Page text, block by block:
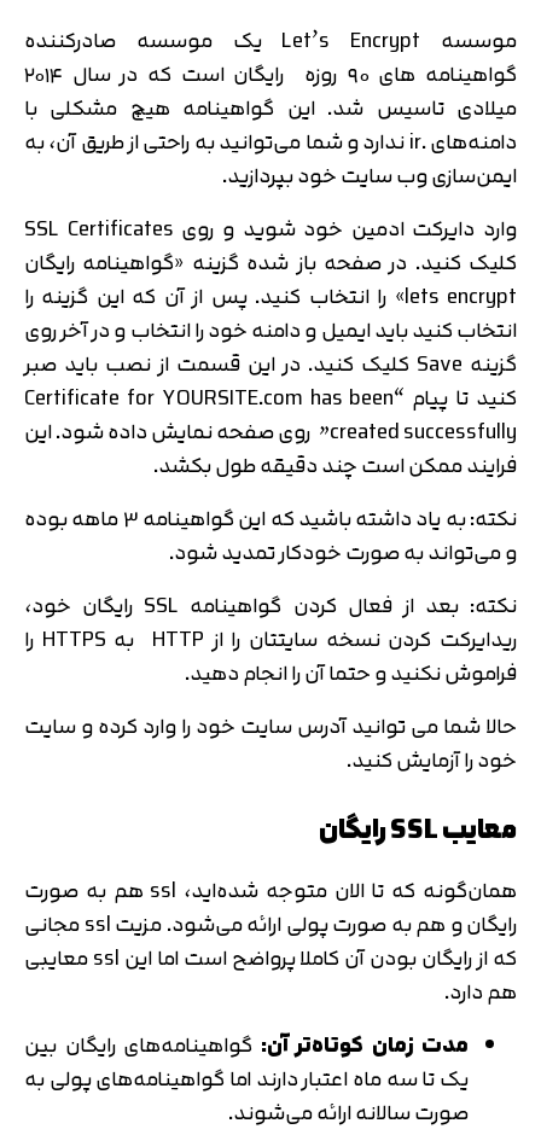
موسسه Let’s Encrypt یک موسسه صادرکننده
گواهینامه های ۹۰ روزه رایگان است که در سال ۲۰۱۴
میلادی تاسیس شد. این گواهینامه هیچ مشکلی با
دامنه‌های .ir ندارد و شما می‌توانید به راحتی از طریق آن، به
ایمن‌سازی وب سایت خود بپردازید.
وارد دایرکت ادمین خود شوید و روی SSL Certificates
کلیک کنید. در صفحه باز شده گزینه «گواهینامه رایگان
lets encrypt» را انتخاب کنید. پس از آن که این گزینه را
انتخاب کنید باید ایمیل و دامنه خود را انتخاب و در آخر روی
گزینه Save کلیک کنید. در این قسمت از نصب باید صبر
کنید تا پیام “Certificate for YOURSITE.com has been
created successfully” روی صفحه نمایش داده شود. این
فرایند ممکن است چند دقیقه طول بکشد.
نکته: به یاد داشته باشید که این گواهینامه 3 ماهه بوده
و می‌تواند به صورت خودکار تمدید شود.
نکته: بعد از فعال کردن گواهینامه SSL رایگان خود،
ریدایرکت کردن نسخه سایتتان را از HTTP به HTTPS را
فراموش نکنید و حتما آن را انجام دهید.
حالا شما می توانید آدرس سایت خود را وارد کرده و سایت
خود را آزمایش کنید.
معایب SSL رایگان
همان‌گونه که تا الان متوجه شده‌اید، ‌ssl هم به صورت
رایگان و هم به صورت پولی ارائه می‌شود. مزیت ssl مجانی
که از رایگان بودن آن کاملا پرواضح است اما این ssl معایبی
هم دارد.
مدت زمان کوتاه‌تر آن: گواهینامه‌های رایگان بین
یک تا سه ماه اعتبار دارند اما گواهینامه‌های پولی به
صورت سالانه ارائه می‌شوند.